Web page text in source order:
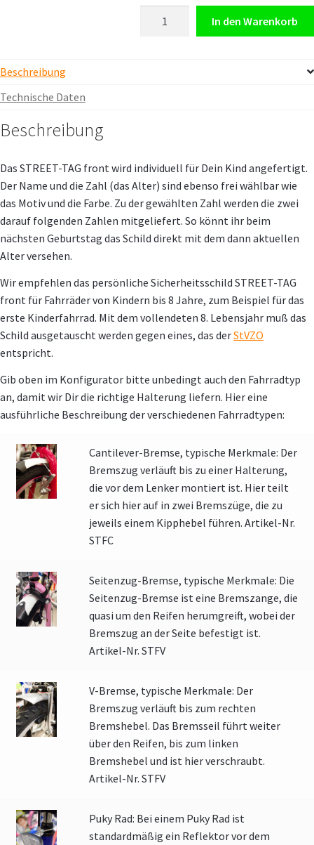
In den Warenkorb
Beschreibung
Technische Daten
Beschreibung
Das STREET-TAG front wird individuell für Dein Kind angefertigt.
Der Name und die Zahl (das Alter) sind ebenso frei wählbar wie
das Motiv und die Farbe. Zu der gewählten Zahl werden die zwei
darauf folgenden Zahlen mitgeliefert. So könnt ihr beim
nächsten Geburtstag das Schild direkt mit dem dann aktuellen
Alter versehen.
Wir empfehlen das persönliche Sicherheitsschild STREET-TAG
front für Fahrräder von Kindern bis 8 Jahre, zum Beispiel für das
erste Kinderfahrrad. Mit dem vollendeten 8. Lebensjahr muß das
Schild ausgetauscht werden gegen eines, das derStVZO
entspricht.
Gib oben im Konfigurator bitte unbedingt auch den Fahrradtyp
an, damit wir Dir die richtige Halterung liefern. Hier eine
ausführliche Beschreibung der verschiedenen Fahrradtypen:
Cantilever-Bremse, typische Merkmale: Der
Bremszug verläuft bis zu einer Halterung,
die vor dem Lenker montiert ist. Hier teilt
er sich hier auf in zwei Bremszüge, die zu
jeweils einem Kipphebel führen. Artikel-Nr.
STFC
Seitenzug-Bremse, typische Merkmale: Die
Seitenzug-Bremse ist eine Bremszange, die
quasi um den Reifen herumgreift, wobei der
Bremszug an der Seite befestigt ist.
Artikel-Nr. STFV
V-Bremse, typische Merkmale: Der
Bremszug verläuft bis zum rechten
Bremshebel. Das Bremsseil führt weiter
über den Reifen, bis zum linken
Bremshebel und ist hier verschraubt.
Artikel-Nr. STFV
Puky Rad: Bei einem Puky Rad ist
standardmäßig ein Reflektor vor dem